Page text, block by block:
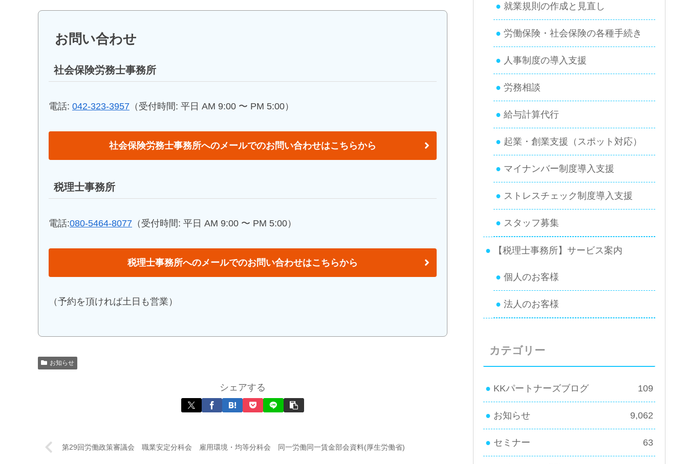
お問い合わせ
社会保険労務士事務所
電話: 042-323-3957 （受付時間: 平日 AM 9:00 〜 PM 5:00）
社会保険労務士事務所へのメールでのお問い合わせはこちらから
税理士事務所
電話:080-5464-8077 （受付時間: 平日 AM 9:00 〜 PM 5:00）
税理士事務所へのメールでのお問い合わせはこちらから
（予約を頂ければ土日も営業）
お知らせ
シェアする
第29回労働政策審議会 職業安定分科会 雇用環境・均等分科会 同一労働同一賃金部会資料(厚生労働省)
就業規則の作成と見直し
労働保険・社会保険の各種手続き
人事制度の導入支援
労務相談
給与計算代行
起業・創業支援（スポット対応）
マイナンバー制度導入支援
ストレスチェック制度導入支援
スタッフ募集
【税理士事務所】サービス案内
個人のお客様
法人のお客様
カテゴリー
KKパートナーズブログ 109
お知らせ 9,062
セミナー 63